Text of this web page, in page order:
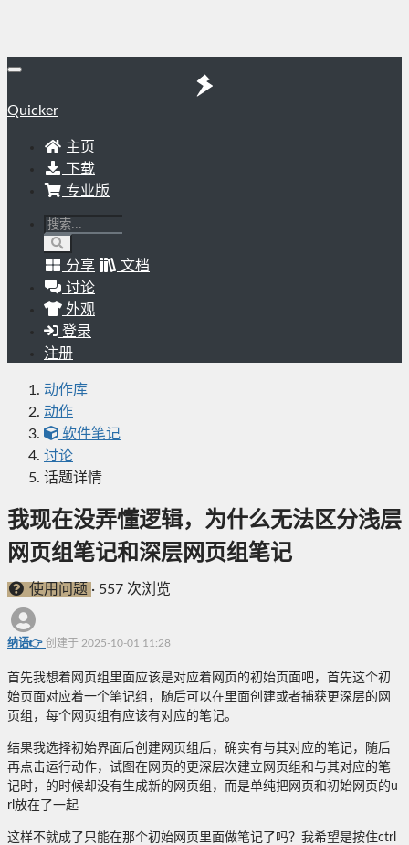
Quicker
主页
下载
专业版
分享
文档
讨论
外观
登录
注册
动作库
动作
软件笔记
讨论
话题详情
我现在没弄懂逻辑，为什么无法区分浅层
网页组笔记和深层网页组笔记
使用问题 · 557 次浏览
纳语👉 创建于 2025-10-01 11:28
首先我想着网页组里面应该是对应着网页的初始页面吧，首先这个初
始页面对应着一个笔记组，随后可以在里面创建或者捕获更深层的网
页组，每个网页组有应该有对应的笔记。
结果我选择初始界面后创建网页组后，确实有与其对应的笔记，随后
再点击运行动作，试图在网页的更深层次建立网页组和与其对应的笔
记时，的时候却没有生成新的网页组，而是单纯把网页和初始网页的u
rl放在了一起
这样不就成了只能在那个初始网页里面做笔记了吗？我希望是按住ctrl